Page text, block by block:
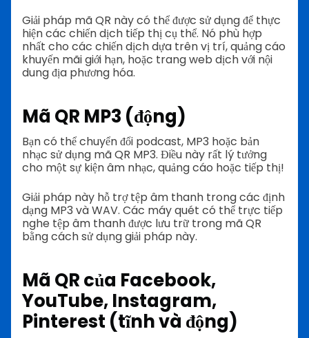
Giải pháp mã QR này có thể được sử dụng để thực
hiện các chiến dịch tiếp thị cụ thể. Nó phù hợp
nhất cho các chiến dịch dựa trên vị trí, quảng cáo
khuyến mãi giới hạn, hoặc trang web dịch với nội
dung địa phương hóa.
Mã QR MP3 (động)
Bạn có thể chuyển đổi podcast, MP3 hoặc bản
nhạc sử dụng mã QR MP3. Điều này rất lý tưởng
cho một sự kiện âm nhạc, quảng cáo hoặc tiếp thị!
Giải pháp này hỗ trợ tệp âm thanh trong các định
dạng MP3 và WAV. Các máy quét có thể trực tiếp
nghe tệp âm thanh được lưu trữ trong mã QR
bằng cách sử dụng giải pháp này.
Mã QR của Facebook,
YouTube, Instagram,
Pinterest (tĩnh và động)